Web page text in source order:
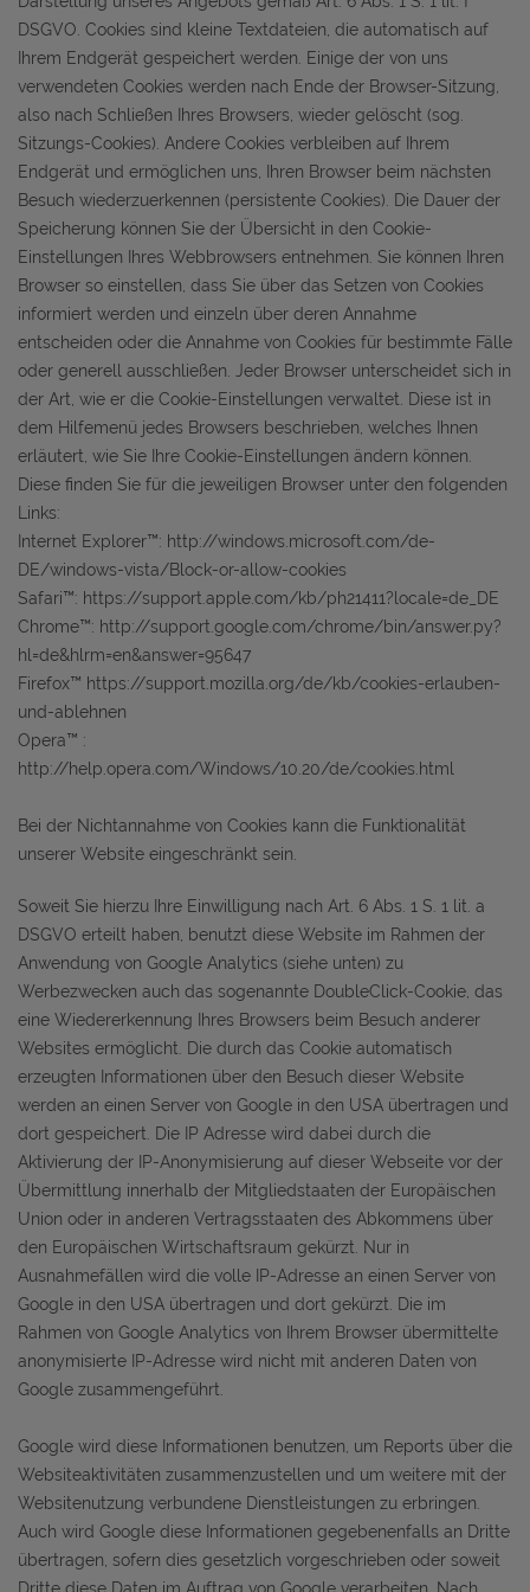
DSGVO. Cookies sind kleine Textdateien, die automatisch auf
Ihrem Endgerät gespeichert werden. Einige der von uns
verwendeten Cookies werden nach Ende der Browser-Sitzung,
also nach Schließen Ihres Browsers, wieder gelöscht (sog.
Sitzungs-Cookies). Andere Cookies verbleiben auf Ihrem
Endgerät und ermöglichen uns, Ihren Browser beim nächsten
Besuch wiederzuerkennen (persistente Cookies). Die Dauer der
Speicherung können Sie der Übersicht in den Cookie-
Einstellungen Ihres Webbrowsers entnehmen. Sie können Ihren
Browser so einstellen, dass Sie über das Setzen von Cookies
informiert werden und einzeln über deren Annahme
entscheiden oder die Annahme von Cookies für bestimmte Fälle
oder generell ausschließen. Jeder Browser unterscheidet sich in
der Art, wie er die Cookie-Einstellungen verwaltet. Diese ist in
dem Hilfemenü jedes Browsers beschrieben, welches Ihnen
erläutert, wie Sie Ihre Cookie-Einstellungen ändern können.
Diese finden Sie für die jeweiligen Browser unter den folgenden
Links:
Internet Explorer™: http://windows.microsoft.com/de-
DE/windows-vista/Block-or-allow-cookies
Safari™: https://support.apple.com/kb/ph21411?locale=de_DE
Chrome™: http://support.google.com/chrome/bin/answer.py?
hl=de&hlrm=en&answer=95647
Firefox™ https://support.mozilla.org/de/kb/cookies-erlauben-
und-ablehnen
Opera™ :
http://help.opera.com/Windows/10.20/de/cookies.html
Bei der Nichtannahme von Cookies kann die Funktionalität
unserer Website eingeschränkt sein.
Soweit Sie hierzu Ihre Einwilligung nach Art. 6 Abs. 1 S. 1 lit. a
DSGVO erteilt haben, benutzt diese Website im Rahmen der
Anwendung von Google Analytics (siehe unten) zu
Werbezwecken auch das sogenannte DoubleClick-Cookie, das
eine Wiedererkennung Ihres Browsers beim Besuch anderer
Websites ermöglicht. Die durch das Cookie automatisch
erzeugten Informationen über den Besuch dieser Website
werden an einen Server von Google in den USA übertragen und
dort gespeichert. Die IP Adresse wird dabei durch die
Aktivierung der IP-Anonymisierung auf dieser Webseite vor der
Übermittlung innerhalb der Mitgliedstaaten der Europäischen
Union oder in anderen Vertragsstaaten des Abkommens über
den Europäischen Wirtschaftsraum gekürzt. Nur in
Ausnahmefällen wird die volle IP-Adresse an einen Server von
Google in den USA übertragen und dort gekürzt. Die im
Rahmen von Google Analytics von Ihrem Browser übermittelte
anonymisierte IP-Adresse wird nicht mit anderen Daten von
Google zusammengeführt.
Google wird diese Informationen benutzen, um Reports über die
Websiteaktivitäten zusammenzustellen und um weitere mit der
Websitenutzung verbundene Dienstleistungen zu erbringen.
Auch wird Google diese Informationen gegebenenfalls an Dritte
übertragen, sofern dies gesetzlich vorgeschrieben oder soweit